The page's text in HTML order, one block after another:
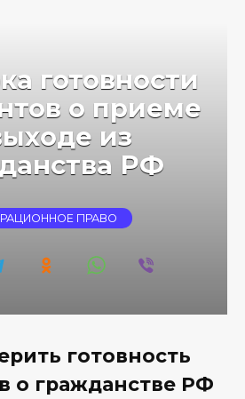
готовности
о приеме
из
РФ
ПРАВО
готовность
о гражданстве РФ